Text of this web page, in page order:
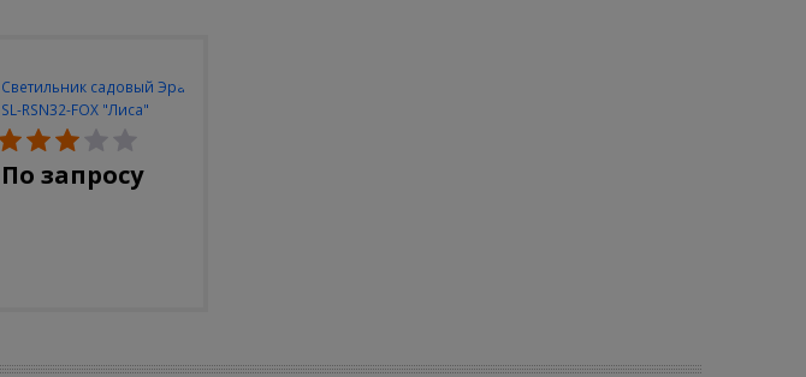
Светильник садовый Эра
SL-RSN32-FOX "Лиса"
солн.бат, полистоун,
цветной, 32 см
По запросу